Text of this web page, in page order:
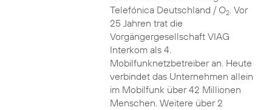
Telefónica Deutschland / O2. Vor
25 Jahren trat die
Vorgängergesellschaft VIAG
Interkom als 4.
Mobilfunknetzbetreiber an. Heute
verbindet das Unternehmen allein
im Mobilfunk über 42 Millionen
Menschen. Weitere über 2